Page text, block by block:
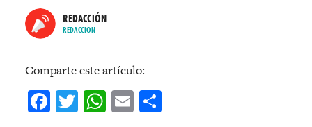
REDACCIÓN
REDACCION
Comparte este artículo:
Facebook
Twitter
WhatsApp
Email